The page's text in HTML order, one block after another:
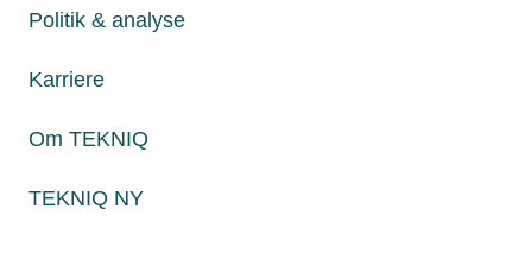
Politik & analyse
Karriere
Om TEKNIQ
TEKNIQ NY